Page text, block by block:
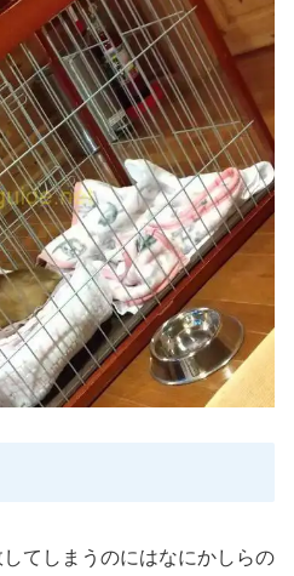
てしまうのにはなにかしらの